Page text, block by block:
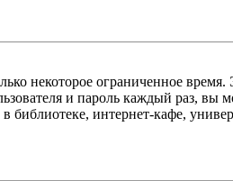
некоторое ограниченное время.
и пароль каждый раз, вы
интернет-кафе,